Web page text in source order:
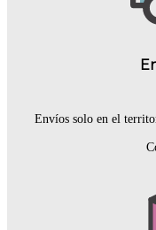
Envíos solo en el